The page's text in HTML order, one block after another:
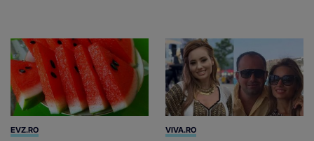
EVZ.RO VIVA.RO